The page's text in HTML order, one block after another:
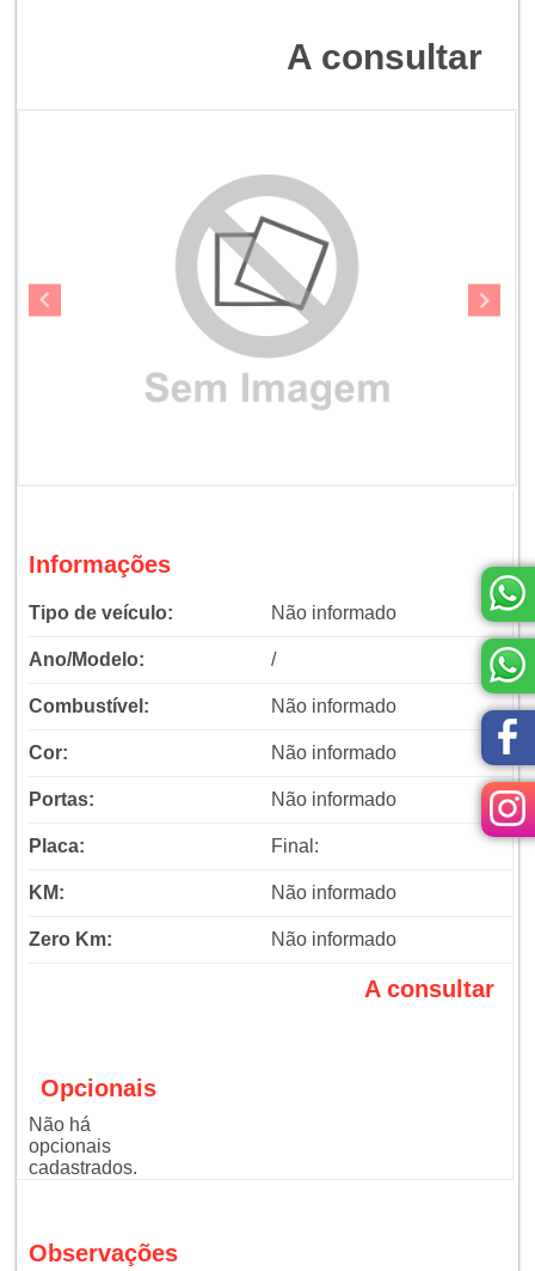
A consultar
Informações
Tipo de veículo: Não informado
Ano/Modelo: /
Combustível: Não informado
Cor: Não informado
Portas: Não informado
Placa: Final:
KM: Não informado
Zero Km: Não informado
A consultar
Opcionais
Não há
opcionais
cadastrados.
Observações